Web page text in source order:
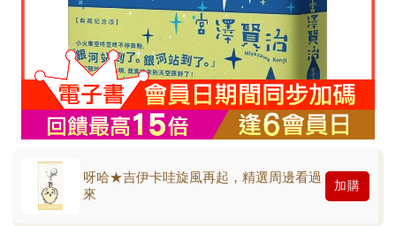
呀哈★吉伊卡哇旋風再起，精選周邊看過
來
加購